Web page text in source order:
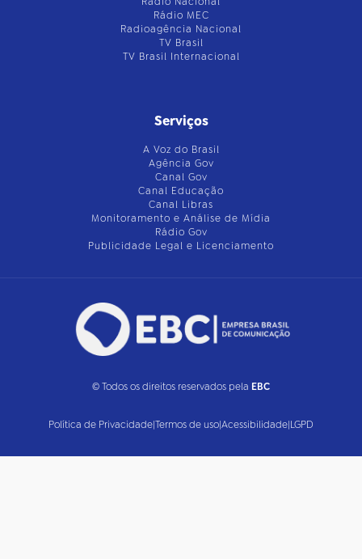
Rádio MEC
Radioagência Nacional
TV Brasil
TV Brasil Internacional
Serviços
A Voz do Brasil
Agência Gov
Canal Gov
Canal Educação
Canal Libras
Monitoramento e Análise de Mídia
Rádio Gov
Publicidade Legal e Licenciamento
© Todos os direitos reservados pela EBC
Política de Privacidade|Termos de uso|Acessibilidade|LGPD